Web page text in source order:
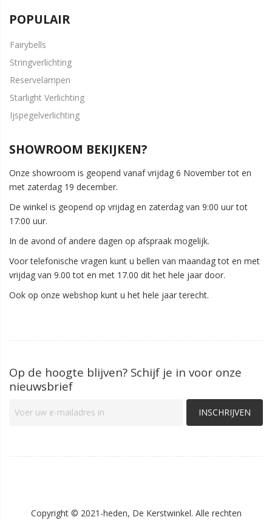
POPULAIR
Fairybells
Stringverlichting
Reservelampen
Starlight Verlichting
Ijspegelverlichting
SHOWROOM BEKIJKEN?
Onze showroom is geopend vanaf vrijdag 6 November tot en
met zaterdag 19 december.
De winkel is geopend op vrijdag en zaterdag van 9:00 uur tot
17:00 uur.
In de avond of andere dagen op afspraak mogelijk.
Voor telefonische vragen kunt u bellen van maandag tot en met
vrijdag van 9.00 tot en met 17.00 dit het hele jaar door.
Ook op onze webshop kunt u het hele jaar terecht.
Op de hoogte blijven? Schijf je in voor onze
nieuwsbrief
INSCHRIJVEN
Copyright © 2021-heden, De Kerstwinkel. Alle rechten